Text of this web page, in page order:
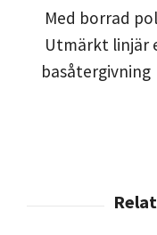
Med borrad
Utmärkt linjär
basåtergivning